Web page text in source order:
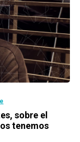
sobre el
tenemos